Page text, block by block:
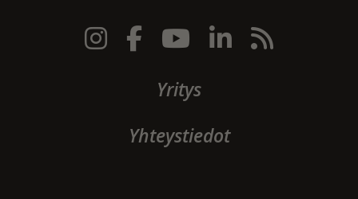
Yritys
Yhteystiedot